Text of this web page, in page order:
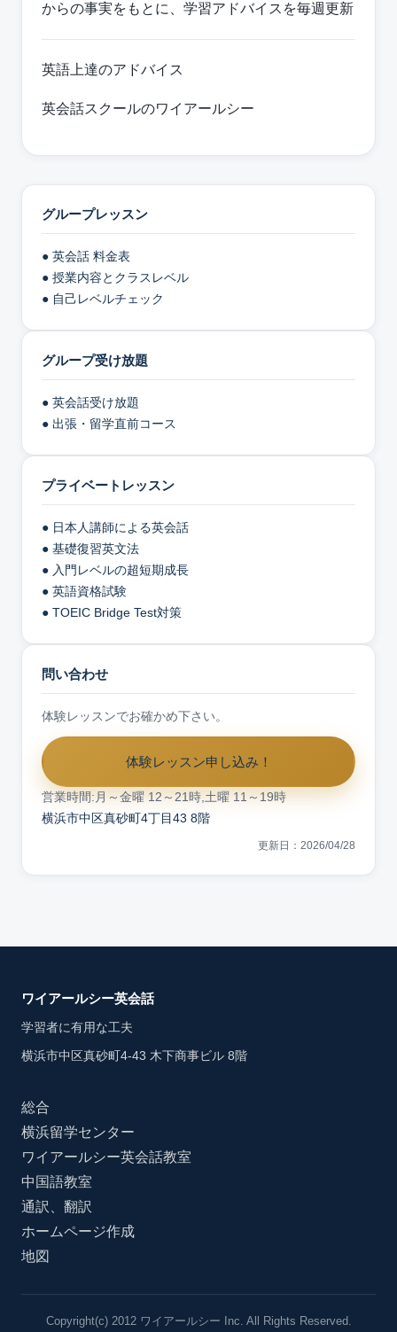
からの事実をもとに、学習アドバイスを毎週更新
英語上達のアドバイス
英会話スクールのワイアールシー
グループレッスン
● 英会話 料金表
● 授業内容とクラスレベル
● 自己レベルチェック
グループ受け放題
● 英会話受け放題
● 出張・留学直前コース
プライベートレッスン
● 日本人講師による英会話
● 基礎復習英文法
● 入門レベルの超短期成長
● 英語資格試験
● TOEIC Bridge Test対策
問い合わせ
体験レッスンでお確かめ下さい。
体験レッスン申し込み！
営業時間:月～金曜 12～21時,土曜 11～19時
横浜市中区真砂町4丁目43 8階
更新日：2026/04/28
ワイアールシー英会話
学習者に有用な工夫
横浜市中区真砂町4-43 木下商事ビル 8階
総合
横浜留学センター
ワイアールシー英会話教室
中国語教室
通訳、翻訳
ホームページ作成
地図
Copyright(c) 2012 ワイアールシー Inc. All Rights Reserved.